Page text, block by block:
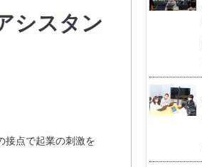
シスタン
接点で起業の刺激を